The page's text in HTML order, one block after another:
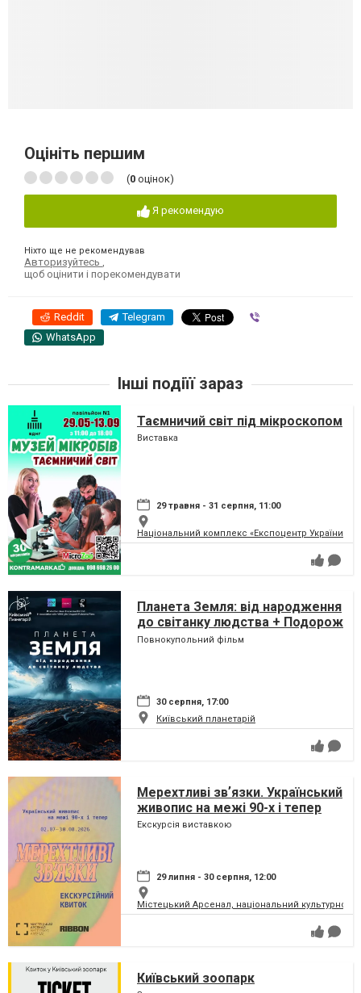
Оцініть першим
(0 оцінок)
Я рекомендую
Ніхто ще не рекомендував
Авторизуйтесь
щоб оцінити і порекомендувати
Reddit Telegram
WhatsApp
Інші подіїї зараз
Таємничий світ під мікроскопом
Виставка
29 травня - 31 серпня, 11:00
Національний комплекс «Експоцентр України»
Планета Земля: від народження
до світанку людства + Подорож
сузір'ями (класична програма)
Повнокупольний фільм
30 серпня, 17:00
Київський планетарій
Мерехтливі звʼязки. Український
живопис на межі 90-х і тепер
Екскурсія виставкою
29 липня - 30 серпня, 12:00
Містецький Арсенал, національний культурно-
Київський зоопарк